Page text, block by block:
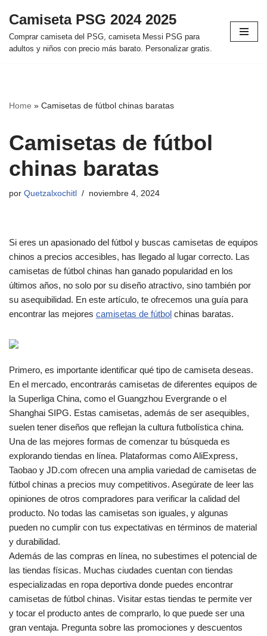
Saltar
al
Camiseta PSG 2024 2025
Comprar camiseta del PSG, camiseta Messi PSG para
adultos y niños con precio más barato. Personalizar gratis.
Home » Camisetas de fútbol chinas baratas
Camisetas de fútbol
chinas baratas
por Quetzalxochitl noviembre 4, 2024
Si eres un apasionado del fútbol y buscas camisetas de equipos
chinos a precios accesibles, has llegado al lugar correcto. Las
camisetas de fútbol chinas han ganado popularidad en los
últimos años, no solo por su diseño atractivo, sino también por
su asequibilidad. En este artículo, te ofrecemos una guía para
encontrar las mejores camisetas de fútbol chinas baratas.
Primero, es importante identificar qué tipo de camiseta deseas.
En el mercado, encontrarás camisetas de diferentes equipos de
la Superliga China, como el Guangzhou Evergrande o el
Shanghai SIPG. Estas camisetas, además de ser asequibles,
suelen tener diseños que reflejan la cultura futbolística china.
Una de las mejores formas de comenzar tu búsqueda es
explorando tiendas en línea. Plataformas como AliExpress,
Taobao y JD.com ofrecen una amplia variedad de camisetas de
fútbol chinas a precios muy competitivos. Asegúrate de leer las
opiniones de otros compradores para verificar la calidad del
producto. No todas las camisetas son iguales, y algunas
pueden no cumplir con tus expectativas en términos de material
y durabilidad.
Además de las compras en línea, no subestimes el potencial de
las tiendas físicas. Muchas ciudades cuentan con tiendas
especializadas en ropa deportiva donde puedes encontrar
camisetas de fútbol chinas. Visitar estas tiendas te permite ver
y tocar el producto antes de comprarlo, lo que puede ser una
gran ventaja. Pregunta sobre las promociones y descuentos